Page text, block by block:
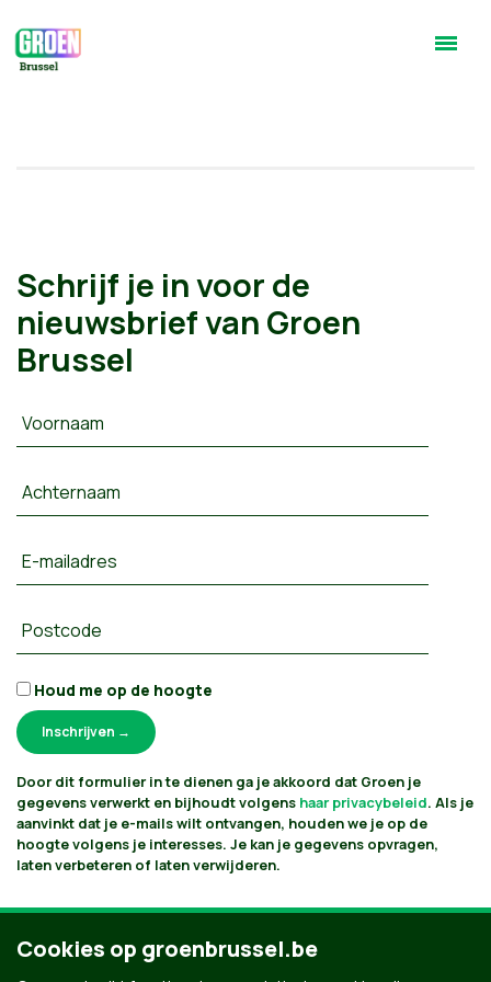
Schrijf je in voor de
nieuwsbrief van Groen
Brussel
Voornaam
Achternaam
E-mailadres
Postcode
Houd me op de hoogte
Door dit formulier in te dienen ga je akkoord dat Groen je
gegevens verwerkt en bijhoudt volgens haar privacybeleid. Als je
aanvinkt dat je e-mails wilt ontvangen, houden we je op de
hoogte volgens je interesses. Je kan je gegevens opvragen,
laten verbeteren of laten verwijderen.
Cookies op groenbrussel.be